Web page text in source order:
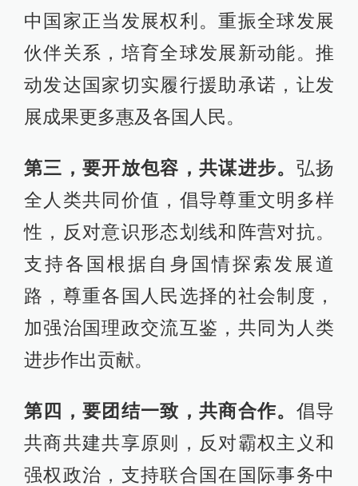
中国家正当发展权利。重振全球发展
伙伴关系，培育全球发展新动能。推
动发达国家切实履行援助承诺，让发
展成果更多惠及各国人民。
第三，要开放包容，共谋进步。 弘扬
全人类共同价值，倡导尊重文明多样
性，反对意识形态划线和阵营对抗。
支持各国根据自身国情探索发展道
路，尊重各国人民选择的社会制度，
加强治国理政交流互鉴，共同为人类
进步作出贡献。
第四，要团结一致，共商合作。 倡导
共商共建共享原则，反对霸权主义和
强权政治，支持联合国在国际事务中